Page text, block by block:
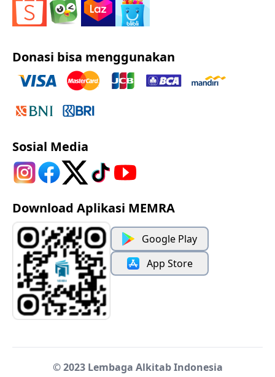
Donasi bisa menggunakan
Sosial Media
Download Aplikasi MEMRA
Google Play
App Store
© 2023 Lembaga Alkitab Indonesia